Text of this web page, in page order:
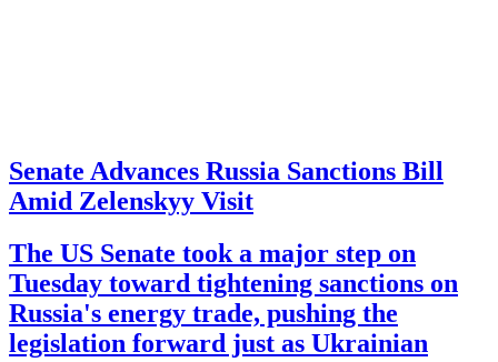
Senate Advances Russia Sanctions Bill
Amid Zelenskyy Visit
The US Senate took a major step on
Tuesday toward tightening sanctions on
Russia's energy trade, pushing the
legislation forward just as Ukrainian